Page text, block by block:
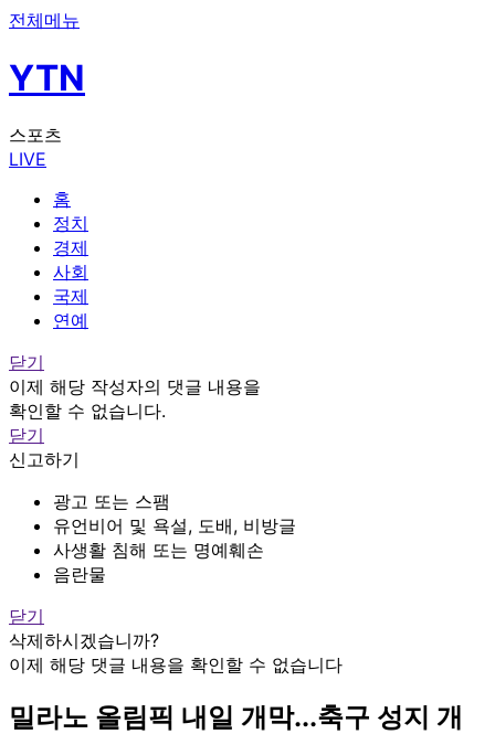
전체메뉴
YTN
스포츠
LIVE
홈
정치
경제
사회
국제
연예
닫기
이제 해당 작성자의 댓글 내용을
확인할 수 없습니다.
닫기
신고하기
광고 또는 스팸
유언비어 및 욕설, 도배, 비방글
사생활 침해 또는 명예훼손
음란물
닫기
삭제하시겠습니까?
이제 해당 댓글 내용을 확인할 수 없습니다
밀라노 올림픽 내일 개막...축구 성지 개